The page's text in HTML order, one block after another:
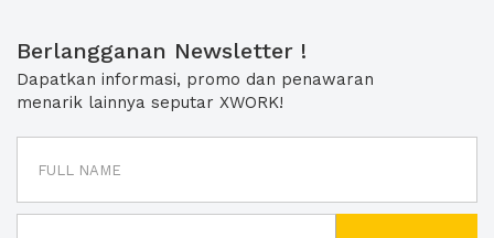
Berlangganan Newsletter !
Dapatkan informasi, promo dan penawaran
menarik lainnya seputar XWORK!